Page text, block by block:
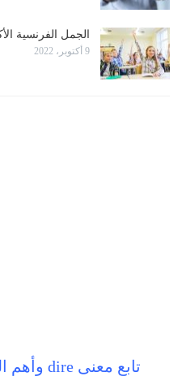
الجمل الفرنسية
9 أكتوبر، 2022
تابع معنى dire وأهم التعبيرات الشائعة معه